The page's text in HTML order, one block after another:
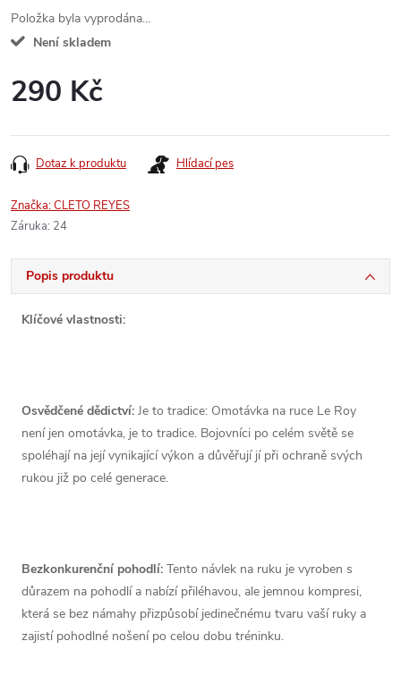
Položka byla vyprodána…
Není skladem
290 Kč
cena:
Dotaz k produktu Hlídací pes
Značka:CLETO REYES
Záruka: 24
Popis produktu
Klíčové vlastnosti:
Osvědčené dědictví: Je to tradice: Omotávka na ruce Le Roy
není jen omotávka, je to tradice. Bojovníci po celém světě se
spoléhají na její vynikající výkon a důvěřují jí při ochraně svých
rukou již po celé generace.
Bezkonkurenční pohodlí: Tento návlek na ruku je vyroben s
důrazem na pohodlí a nabízí přiléhavou, ale jemnou kompresi,
která se bez námahy přizpůsobí jedinečnému tvaru vaší ruky a
zajistí pohodlné nošení po celou dobu tréninku.